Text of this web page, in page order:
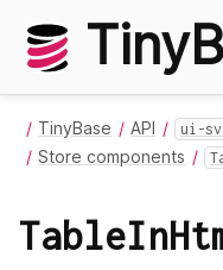
TinyBase API ui-
Store components